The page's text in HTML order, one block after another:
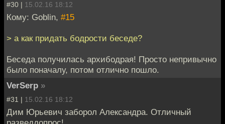
#30 | 15.02.16 18:12
Кому: Goblin, #15
> а как придать бодрости беседе?
Беседа получилась архибодрая! Просто непривычно
было поначалу, потом отлично пошло.
VerSerp »
#31 | 15.02.16 18:12
Дим Юрьевич заборол Александра. Отличный